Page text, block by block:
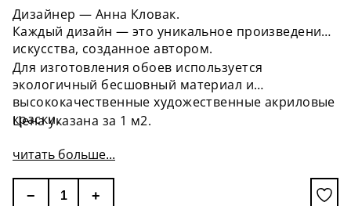
Дизайнер — Анна Кловак.
Каждый дизайн — это уникальное произведение
искусства, созданное автором.
Для изготовления обоев используется
экологичный бесшовный материал и
высококачественные художественные акриловые
краски.
Цена указана за 1 м2.
читать больше...
− +